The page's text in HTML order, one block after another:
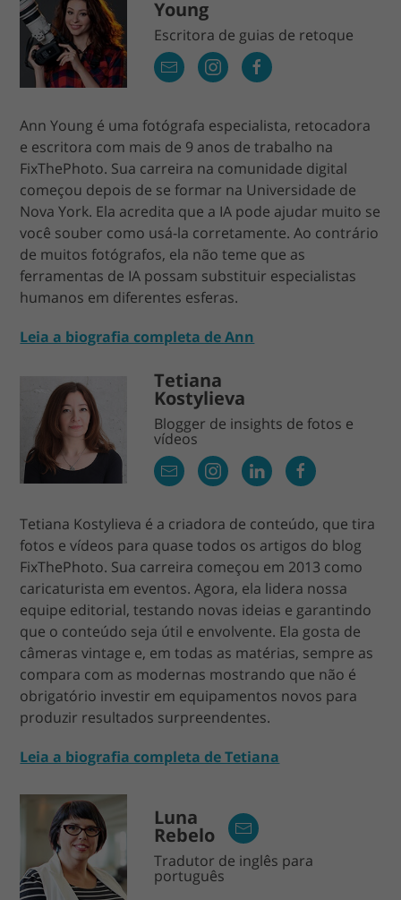
Young
Escritora de guias de retoque
Ann Young é uma fotógrafa especialista, retocadora
e escritora com mais de 9 anos de trabalho na
FixThePhoto. Sua carreira na comunidade digital
começou depois de se formar na Universidade de
Nova York. Ela acredita que a IA pode ajudar muito se
você souber como usá-la corretamente. Ao contrário
de muitos fotógrafos, ela não teme que as
ferramentas de IA possam substituir especialistas
humanos em diferentes esferas.
Leia a biografia completa de Ann
Tetiana
Kostylieva
Blogger de insights de fotos e
vídeos
Tetiana Kostylieva é a criadora de conteúdo, que tira
fotos e vídeos para quase todos os artigos do blog
FixThePhoto. Sua carreira começou em 2013 como
caricaturista em eventos. Agora, ela lidera nossa
equipe editorial, testando novas ideias e garantindo
que o conteúdo seja útil e envolvente. Ela gosta de
câmeras vintage e, em todas as matérias, sempre as
compara com as modernas mostrando que não é
obrigatório investir em equipamentos novos para
produzir resultados surpreendentes.
Leia a biografia completa de Tetiana
Luna
Rebelo
Tradutor de inglês para
português